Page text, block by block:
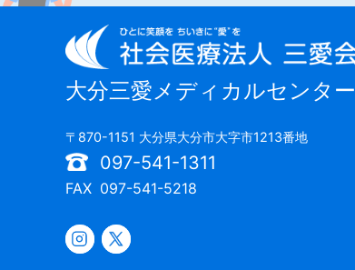
2022年12月
2022年11月
2022年10月
2022年08月
2022年07月
2022年06月
大分三愛メディカルセンター
〒870-1151 大分県大分市大字市1213番地
097-541-1311
FAX 097-541-5218